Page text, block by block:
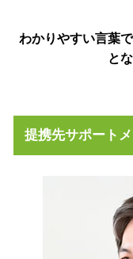
わかりやすい言葉
と
提携先サポート